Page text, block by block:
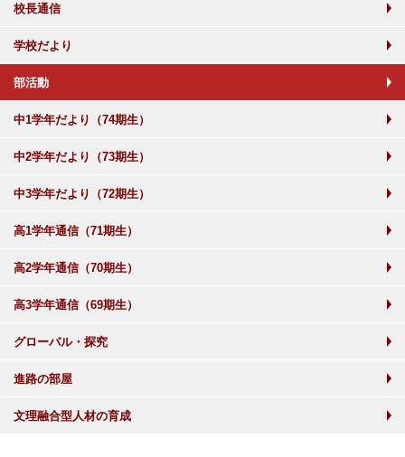
校長通信
学校だより
部活動
中1学年だより（74期生）
中2学年だより（73期生）
中3学年だより（72期生）
高1学年通信（71期生）
高2学年通信（70期生）
高3学年通信（69期生）
グローバル・探究
進路の部屋
文理融合型人材の育成